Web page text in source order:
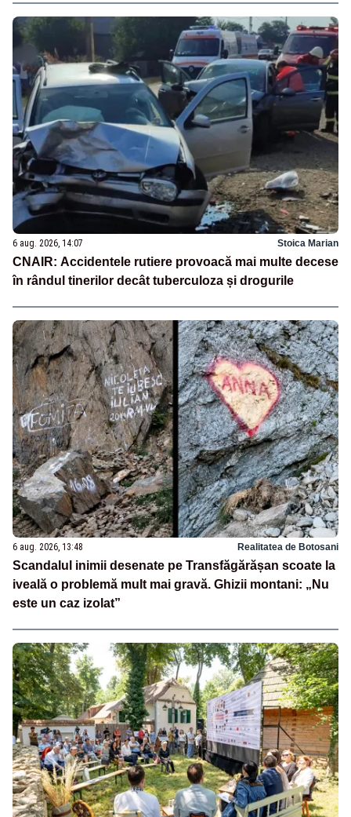
6 aug. 2026, 14:07 Stoica Marian
CNAIR: Accidentele rutiere provoacă mai multe decese
în rândul tinerilor decât tuberculoza și drogurile
6 aug. 2026, 13:48 Realitatea de Botosani
Scandalul inimii desenate pe Transfăgărășan scoate la
iveală o problemă mult mai gravă. Ghizii montani: „Nu
este un caz izolat”